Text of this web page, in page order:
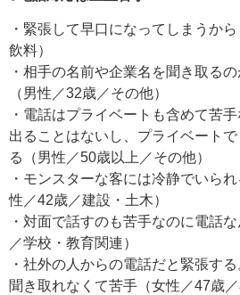
・緊張して早口になってしまうか
飲料）
・相手の名前や企業名を聞き取る
（男性／32歳／その他）
・電話はプライベートも含めて苦
出ることはないし、プライベート
る（男性／50歳以上／その他）
・モンスターな客には冷静でいら
性／42歳／建設・土木）
・対面で話すのも苦手なのに電話
／学校・教育関連）
・社外の人からの電話だと緊張す
聞き取れなくて苦手（女性／47歳／